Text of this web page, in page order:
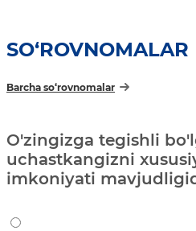
SO‘ROVNOMALAR
Barcha so‘rovnomalar
O'zingizga tegishli
uchastkangizni
imkoniyati